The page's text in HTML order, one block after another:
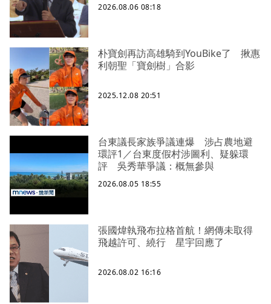
2026.08.06 08:18
朴寶劍再訪高雄騎到YouBike了 揪惠
利朝聖「寶劍樹」合影
2025.12.08 20:51
台東議長家族爭議連爆 涉占農地避
環評1／台東度假村涉圖利、疑躲環
評 吳秀華爭議：概無參與
2026.08.05 18:55
張國煒執飛布拉格首航！網傳未取得
飛越許可、繞行 星宇回應了
2026.08.02 16:16